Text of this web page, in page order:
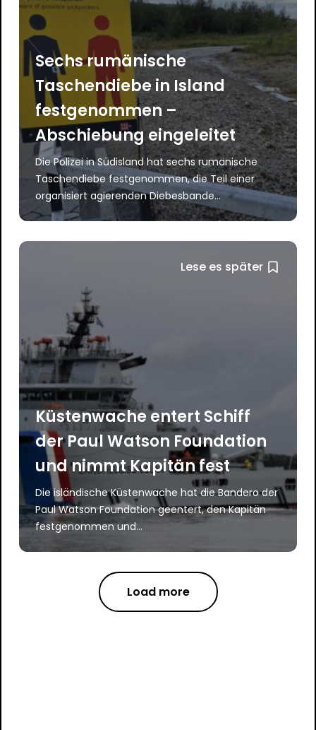
Sechs rumänische
Taschendiebe in Island
festgenommen –
Abschiebung eingeleitet
Die Polizei in Südisland hat sechs rumänische
Taschendiebe festgenommen, die Teil einer
organisiert agierenden Diebesbande...
Lese es später
Küstenwache entert Schiff
der Paul Watson Foundation
und nimmt Kapitän fest
Die isländische Küstenwache hat die Bandero der
Paul Watson Foundation geentert, den Kapitän
festgenommen und...
Load more